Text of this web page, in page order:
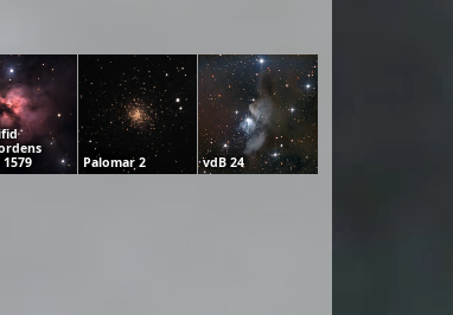
1579
Palomar 2 vdB 24